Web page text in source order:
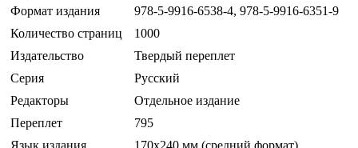
Формат издания
978-5-9916-6538-4, 978-5-9916-6351-9
Количество страниц
1000
Издательство
Твердый переплет
Серия
Русский
Редакторы
Отдельное издание
Переплет
795
Язык издания
170x240 мм (средний формат)